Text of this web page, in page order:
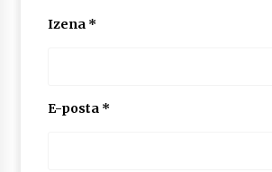
Izena *
E-posta *